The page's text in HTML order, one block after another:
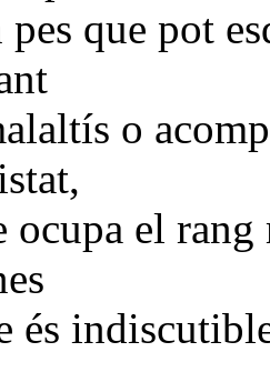
que pot
o
ocupa el
és